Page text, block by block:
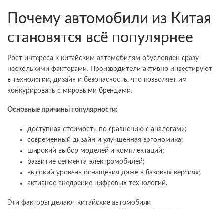
Почему автомобили из Китая
становятся всё популярнее
Рост интереса к китайским автомобилям обусловлен сразу
несколькими факторами. Производители активно инвестируют
в технологии, дизайн и безопасность, что позволяет им
конкурировать с мировыми брендами.
Основные причины популярности:
доступная стоимость по сравнению с аналогами;
современный дизайн и улучшенная эргономика;
широкий выбор моделей и комплектаций;
развитие сегмента электромобилей;
высокий уровень оснащения даже в базовых версиях;
активное внедрение цифровых технологий.
Эти факторы делают китайские автомобили